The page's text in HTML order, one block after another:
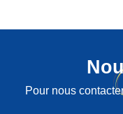
Pour nous